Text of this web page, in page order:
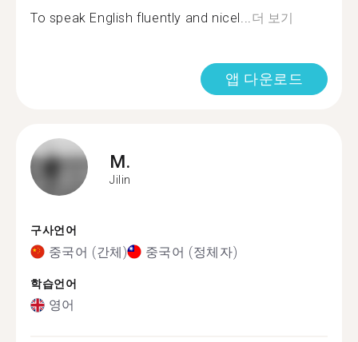
To speak English fluently and nicel...더 보기
앱 다운로드
M.
Jilin
구사언어
중국어 (간체) 중국어 (정체자)
학습언어
영어